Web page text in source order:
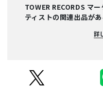
TOWER RECORDS マ
ティストの関連出品が
詳